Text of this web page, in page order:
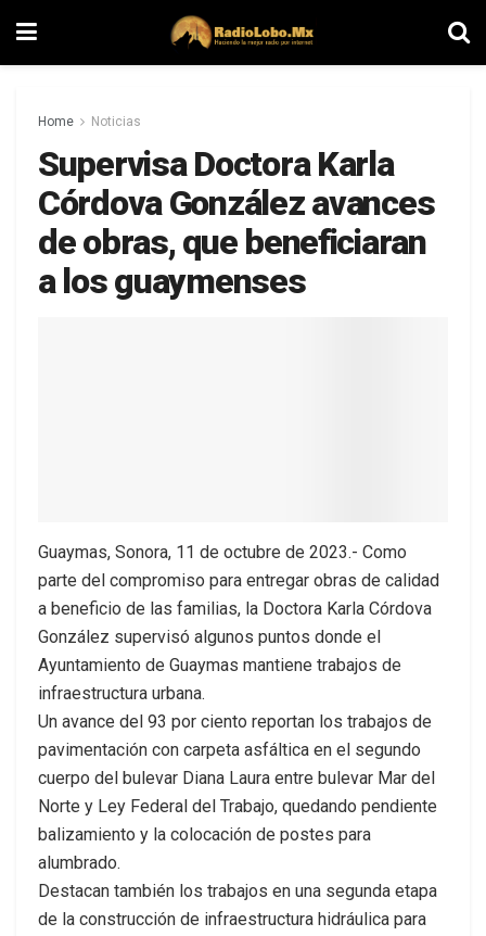
Home Noticias
Supervisa Doctora Karla
Córdova González avances
de obras, que beneficiaran
a los guaymenses
Guaymas, Sonora, 11 de octubre de 2023.- Como
parte del compromiso para entregar obras de calidad
a beneficio de las familias, la Doctora Karla Córdova
González supervisó algunos puntos donde el
Ayuntamiento de Guaymas mantiene trabajos de
infraestructura urbana.
Un avance del 93 por ciento reportan los trabajos de
pavimentación con carpeta asfáltica en el segundo
cuerpo del bulevar Diana Laura entre bulevar Mar del
Norte y Ley Federal del Trabajo, quedando pendiente
balizamiento y la colocación de postes para
alumbrado.
Destacan también los trabajos en una segunda etapa
de la construcción de infraestructura hidráulica para